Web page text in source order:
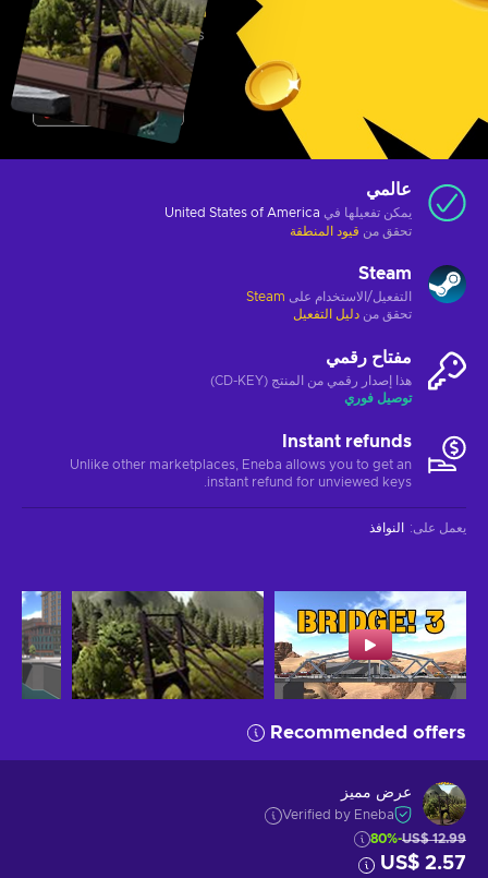
عالمي
يمكن تفعيلها في United States of America
تحقق من قيود المنطقة
Steam
التفعيل/الاستخدام على Steam
تحقق من دليل التفعيل
مفتاح رقمي
هذا إصدار رقمي من المنتج (CD-KEY)
توصيل فوري
Instant refunds
Unlike other marketplaces, Eneba allows you to get an
instant refund for unviewed keys.
يعمل على: النوافذ
Recommended offers
عرض مميز
Verified by Eneba
US$ 12.99
-80%
US$ 2.57